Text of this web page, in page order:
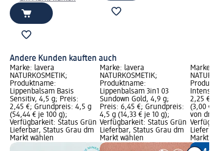
Andere Kunden kauften auch
Marke: lavera
NATURKOSMETIK;
Produktname:
Lippenbalsam Basis
Sensitiv, 4,5 g; Preis:
2,45 €; Grundpreis: 4,5 g
(54,44 € je 100 g);
Verfügbarkeit: Status Grün
Lieferbar, Status Grau dm
Markt wählen
Marke: lavera
NATURKOSMETIK;
Produktname:
Lippenbalsam 3in1 03
Sundown Gold, 4,9 g;
Preis: 6,45 €; Grundpreis:
4,5 g (14,33 € je 10 g);
Verfügbarkeit: Status Grün
Lieferbar, Status Grau dm
Markt wählen
Marke:
2,25 €;
(3,00 €
von dm
Markt